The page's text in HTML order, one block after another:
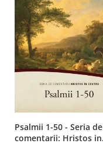
Psalmii 1-50 - Seria de
comentarii: Hristos in